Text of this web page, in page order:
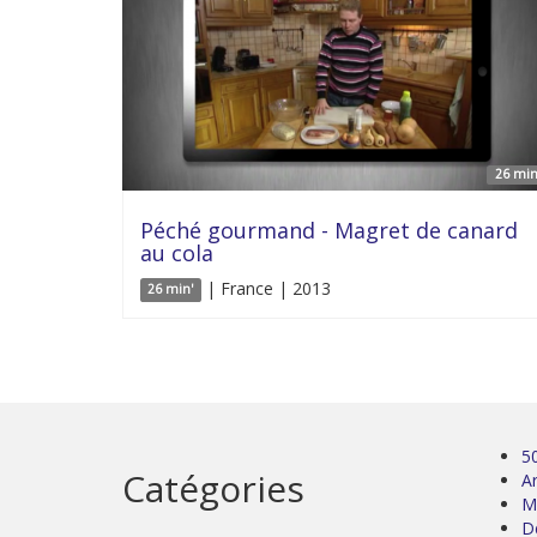
26
Péché gourmand - Magret de canard
au cola
26 min' | France | 2013
Catégories